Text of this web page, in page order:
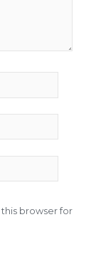
browser for